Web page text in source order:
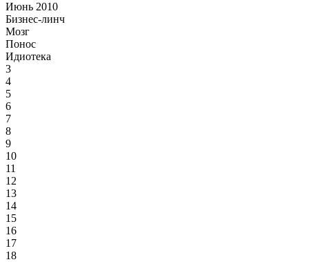
Июнь 2010
Бизнес-линч
Мозг
Понос
Идиотека
3
4
5
6
7
8
9
10
11
12
13
14
15
16
17
18